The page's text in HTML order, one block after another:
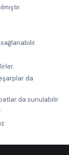
da
da sunulabilir